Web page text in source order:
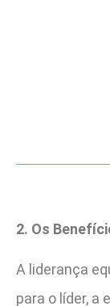
2. Os
A liderança
para o líder, a